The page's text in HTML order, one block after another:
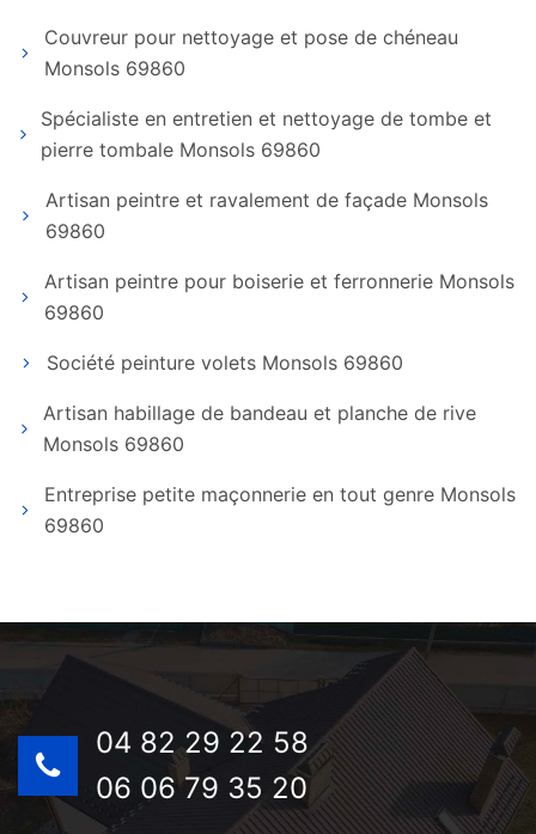
Couvreur pour nettoyage et pose de chéneau
Monsols 69860
Spécialiste en entretien et nettoyage de tombe et
pierre tombale Monsols 69860
Artisan peintre et ravalement de façade Monsols
69860
Artisan peintre pour boiserie et ferronnerie Monsols
69860
Société peinture volets Monsols 69860
Artisan habillage de bandeau et planche de rive
Monsols 69860
Entreprise petite maçonnerie en tout genre Monsols
69860
04 82 29 22 58
06 06 79 35 20